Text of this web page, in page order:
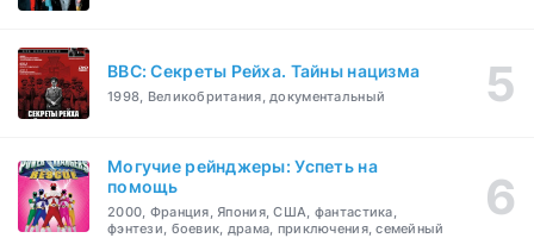
BBC: Секреты Рейха. Тайны нацизма
1998, Великобритания, документальный
Могучие рейнджеры: Успеть на
помощь
2000, Франция, Япония, США, фантастика,
фэнтези, боевик, драма, приключения, семейный